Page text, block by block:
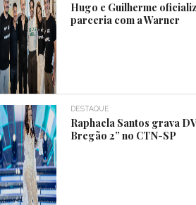
Hugo e Guilherme
parceria com a Warner
DESTAQUE
Raphaela Santos grava
Bregão 2” no CTN-SP